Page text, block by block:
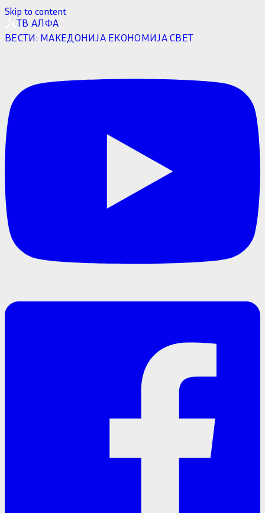
Skip to content
ТВ АЛФА
ВЕСТИ: МАКЕДОНИЈА ЕКОНОМИЈАСВЕТ